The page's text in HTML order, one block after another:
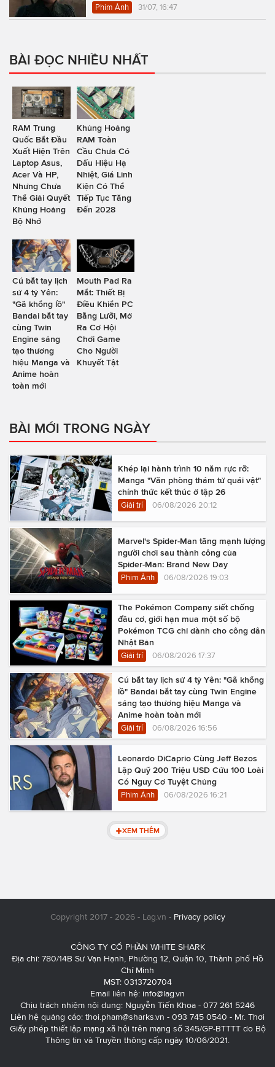
Phim Ảnh 31/07, 16:47
BÀI ĐỌC NHIỀU NHẤT
RAM Trung
Quốc Bắt Đầu
Xuất Hiện Trên
Laptop Asus,
Acer Và HP,
Nhưng Chưa
Thể Giải Quyết
Khủng Hoảng
Bộ Nhớ
Khủng Hoảng
RAM Toàn
Cầu Chưa Có
Dấu Hiệu Hạ
Nhiệt, Giá Linh
Kiện Có Thể
Tiếp Tục Tăng
Đến 2028
Cú bắt tay lịch
sử 4 tỷ Yên:
"Gã khổng lồ"
Bandai bắt tay
cùng Twin
Engine sáng
tạo thương
hiệu Manga và
Anime hoàn
toàn mới
Mouth Pad Ra
Mắt: Thiết Bị
Điều Khiển PC
Bằng Lưỡi, Mở
Ra Cơ Hội
Chơi Game
Cho Người
Khuyết Tật
BÀI MỚI TRONG NGÀY
Khép lại hành trình 10 năm rực rỡ:
Manga "Văn phòng thám tử quái vật"
chính thức kết thúc ở tập 26
Giải trí 06/08/2026 20:12
Marvel's Spider-Man tăng mạnh lượng
người chơi sau thành công của
Spider-Man: Brand New Day
Phim Ảnh 06/08/2026 19:03
The Pokémon Company siết chống
đầu cơ, giới hạn mua một số bộ
Pokémon TCG chỉ dành cho công dân
Nhật Bản
Giải trí 06/08/2026 17:37
Cú bắt tay lịch sử 4 tỷ Yên: "Gã khổng
lồ" Bandai bắt tay cùng Twin Engine
sáng tạo thương hiệu Manga và
Anime hoàn toàn mới
Giải trí 06/08/2026 16:56
Leonardo DiCaprio Cùng Jeff Bezos
Lập Quỹ 200 Triệu USD Cứu 100 Loài
Có Nguy Cơ Tuyệt Chủng
Phim Ảnh 06/08/2026 16:21
XEM THÊM
Copyright 2017 - 2026 - Lag.vn - Privacy policy
CÔNG TY CỔ PHẦN WHITE SHARK
Địa chỉ: 780/14B Sư Vạn Hạnh, Phường 12, Quận 10, Thành phố Hồ
Chí Minh
MST: 0313720704
Email liên hệ: info@lag.vn
Chịu trách nhiệm nội dung: Nguyễn Tiến Khoa - 077 261 5246
Liên hệ quảng cáo: thoi.pham@sharks.vn - 093 745 0540 - Mr. Thơi
Giấy phép thiết lập mạng xã hội trên mạng số 345/GP-BTTTT do Bộ
Thông tin và Truyền thông cấp ngày 10/06/2021.